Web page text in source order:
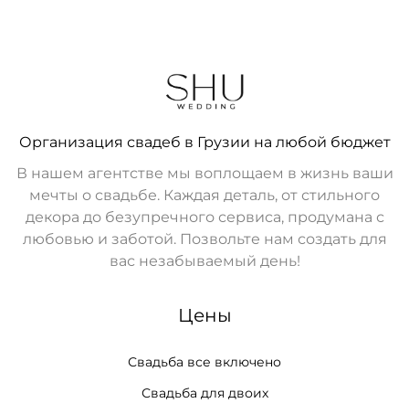
Организация свадеб в Грузии на любой бюджет
В нашем агентстве мы воплощаем в жизнь ваши
мечты о свадьбе. Каждая деталь, от стильного
декора до безупречного сервиса, продумана с
любовью и заботой. Позвольте нам создать для
вас незабываемый день!
Цены
Свадьба все включено
Свадьба для двоих